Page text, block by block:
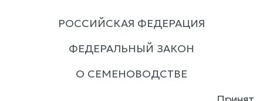
РОССИЙСКАЯ ФЕДЕРАЦИЯ
ФЕДЕРАЛЬНЫЙ ЗАКОН
О СЕМЕНОВОДСТВЕ